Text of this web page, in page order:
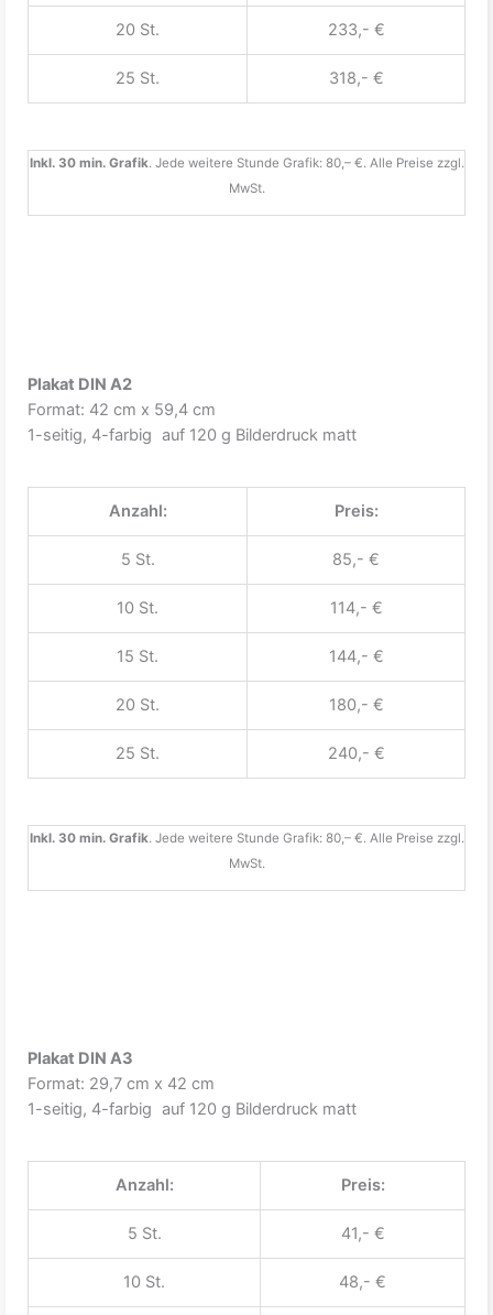
20 St. 233,- €
25 St. 318,- €
Inkl. 30 min. Grafik. Jede weitere Stunde Grafik: 80,– €. Alle Preise zzgl.
MwSt.
Plakat DIN A2
Format: 42 cm x 59,4 cm
1-seitig, 4-farbig auf 120 g Bilderdruck matt
Anzahl: Preis:
5 St. 85,- €
10 St. 114,- €
15 St. 144,- €
20 St. 180,- €
25 St. 240,- €
Inkl. 30 min. Grafik. Jede weitere Stunde Grafik: 80,– €. Alle Preise zzgl.
MwSt.
Plakat DIN A3
Format: 29,7 cm x 42 cm
1-seitig, 4-farbig auf 120 g Bilderdruck matt
Anzahl: Preis:
5 St. 41,- €
10 St. 48,- €